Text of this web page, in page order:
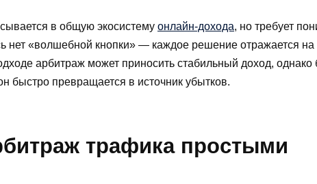
в общую экосистему онлайн-дохода, но требует
нет «волшебной кнопки» — каждое решение отражается на
арбитраж может приносить стабильный доход, однако
быстро превращается в источник убытков.
трафика простыми